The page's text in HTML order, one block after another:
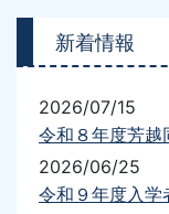
新着情報
2026/07/15
令和８年度芳越
2026/06/25
令和９年度入学